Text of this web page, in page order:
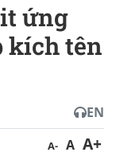
kích tên
EN
A- A A+